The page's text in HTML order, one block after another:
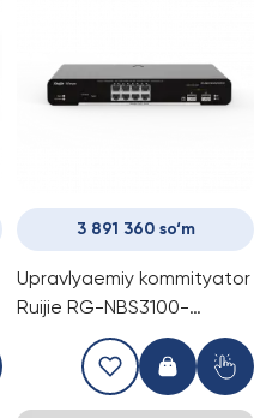
3 891 360 so‘m
Upravlyaemiy kommityator
Ruijie RG-NBS3100-
8GT2SFP-P